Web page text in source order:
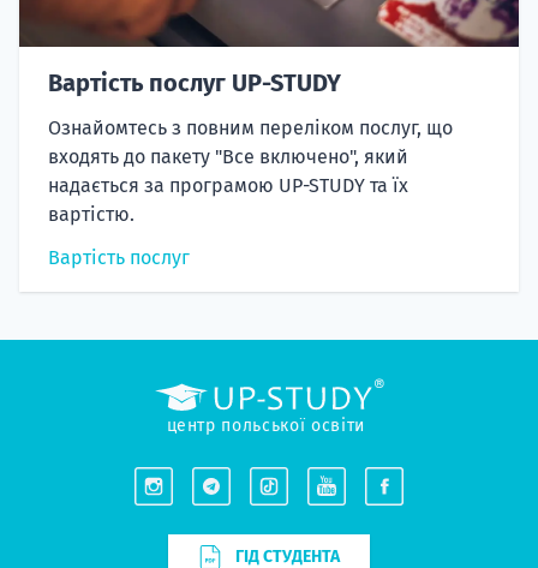
Вартість послуг UP-STUDY
Ознайомтесь з повним переліком послуг, що
входять до пакету "Все включено", який
надається за програмою UP-STUDY та їх
вартістю.
Вартість послуг
центр польської освіти
ГІД СТУДЕНТА